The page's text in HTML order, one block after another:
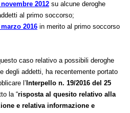
2012 su alcune deroghe
al primo soccorso;
2016 in merito al primo soccorso
caso relativo a possibili deroghe
degli addetti, ha recentemente portato
l’ Interpello n. 19/2016 del 25
la “ risposta al quesito relativo alla
e relativa informazione e